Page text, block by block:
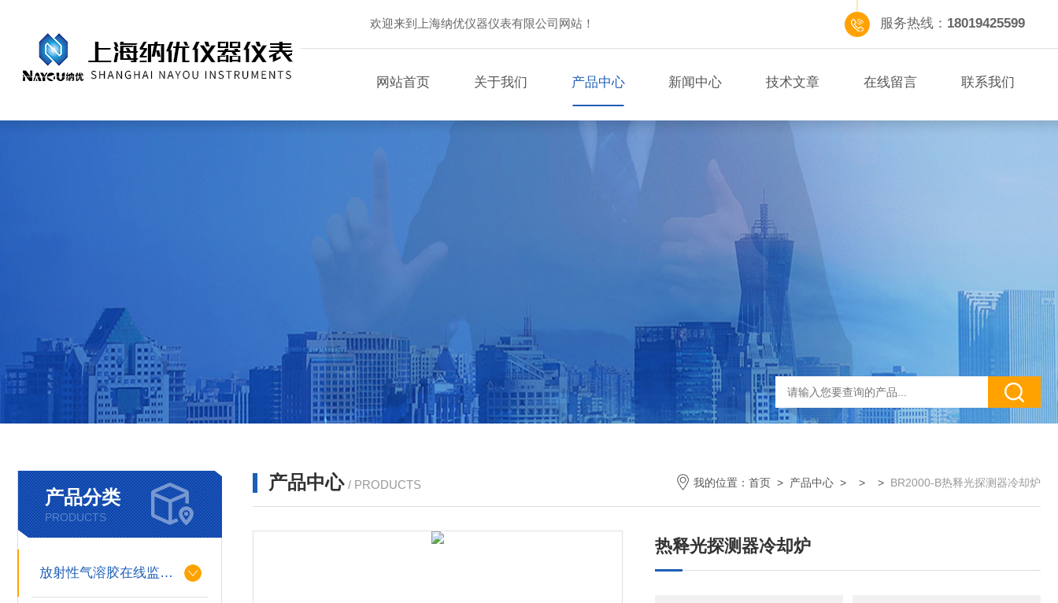
欢迎来到上海纳优仪器仪表有限公司网站！ 服务热线： 18019425599
网站首页 关于我们 产品中心 新闻中心 技术文章 在线留言 联系我们
产品分类
PRODUCTS
放射性气溶胶在线监测仪
产品中心 / PRODUCTS 我的位置： 首页 > 产品中心 > > > BR2000-B热释光探测器冷却炉
热释光探测器冷却炉